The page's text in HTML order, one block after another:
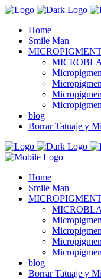
Home
Smile Man
blog
Borrar Tatuaje y
Home
Smile Man
blog
Borrar Tatuaje y